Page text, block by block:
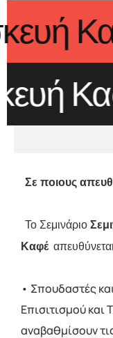
Σε ποιους
Το Σεμινάριο
Καφέ
• Σπουδαστές
Επισιτισμού
αναβαθμίσουν